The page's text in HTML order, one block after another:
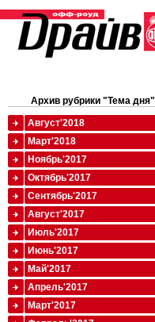
Архив рубрики "Тема дня"
Август'2018
Март'2018
Ноябрь'2017
Октябрь'2017
Сентябрь'2017
Август'2017
Июль'2017
Июнь'2017
Май'2017
Апрель'2017
Март'2017